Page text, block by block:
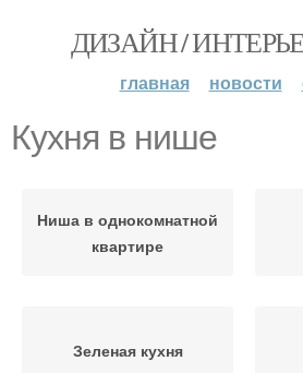
ДИЗАЙН /
главная новости
Кухня в нише
Ниша в однокомнатной
квартире
Зеленая кухня